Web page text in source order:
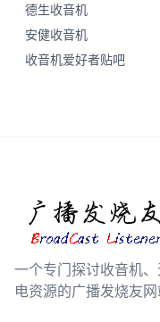
德生收音机
安健收音机
收音机爱好者贴吧
一个专门探讨收音机
电资源的广播发烧友